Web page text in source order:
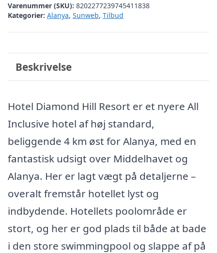
Varenummer (SKU): 8202277239745411838
Kategorier: Alanya, Sunweb, Tilbud
Beskrivelse
Hotel Diamond Hill Resort er et nyere All
Inclusive hotel af høj standard,
beliggende 4 km øst for Alanya, med en
fantastisk udsigt over Middelhavet og
Alanya. Her er lagt vægt på detaljerne –
overalt fremstår hotellet lyst og
indbydende. Hotellets poolområde er
stort, og her er god plads til både at bade
i den store swimmingpool og slappe af på